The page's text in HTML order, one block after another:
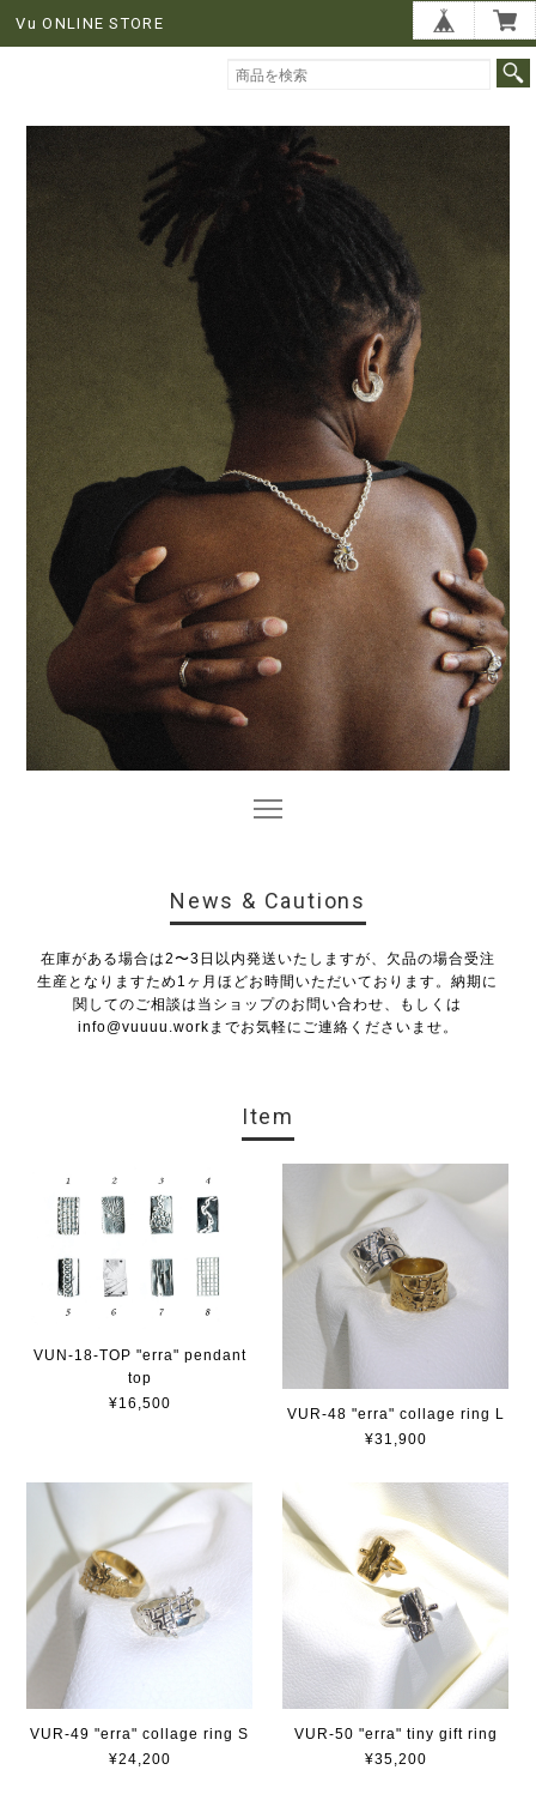
Vu ONLINE STORE
News & Cautions
在庫がある場合は2〜3日以内発送いたしますが、欠品の場合受注
生産となりますため1ヶ月ほどお時間いただいております。納期に
関してのご相談は当ショップのお問い合わせ、もしくは
info@vuuuu.work までお気軽にご連絡くださいませ。
Item
VUN-18-TOP "erra" pendant
top
¥16,500
VUR-48 "erra" collage ring L
¥31,900
VUR-49 "erra" collage ring S
¥24,200
VUR-50 "erra" tiny gift ring
¥35,200